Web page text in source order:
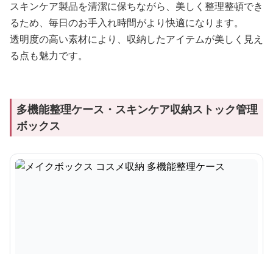
スキンケア製品を清潔に保ちながら、美しく整理整頓でき
るため、毎日のお手入れ時間がより快適になります。
透明度の高い素材により、収納したアイテムが美しく見え
る点も魅力です。
多機能整理ケース・スキンケア収納ストック管理
ボックス